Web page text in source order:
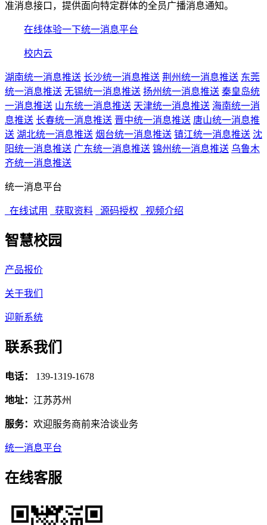
准消息接口，提供面向特定群体的全员广播消息通知。
在线体验一下统一消息平台
校内云
湖南统一消息推送 长沙统一消息推送 荆州统一消息推送 东莞
统一消息推送 无锡统一消息推送 扬州统一消息推送 秦皇岛统
一消息推送 山东统一消息推送 天津统一消息推送 海南统一消
息推送 长春统一消息推送 晋中统一消息推送 唐山统一消息推
送 湖北统一消息推送 烟台统一消息推送 镇江统一消息推送 沈
阳统一消息推送 广东统一消息推送 锦州统一消息推送 乌鲁木
齐统一消息推送
统一消息平台
在线试用 获取资料 源码授权 视频介绍
智慧校园
产品报价
关于我们
迎新系统
联系我们
电话： 139-1319-1678
地址： 江苏苏州
服务： 欢迎服务商前来洽谈业务
统一消息平台
在线客服